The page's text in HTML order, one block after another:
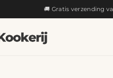
🚚 Gratis verzending